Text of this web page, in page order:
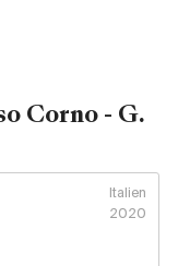
Corno - G.
Italien
2020